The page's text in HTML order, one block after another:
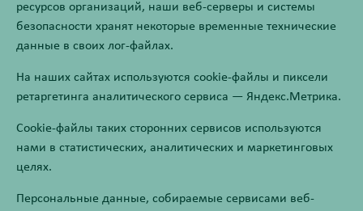
ресурсов организаций, наши веб-серверы и системы
безопасности хранят некоторые временные технические
данные в своих лог-файлах.
На наших сайтах используются cookie-файлы и пиксели
ретаргетинга аналитического сервиса — Яндекс.Метрика.
Cookie-файлы таких сторонних сервисов используются
нами в статистических, аналитических и маркетинговых
целях.
Персональные данные, собираемые сервисами веб-